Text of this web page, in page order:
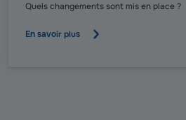
Quels changements sont mis en place ?
En savoir plus